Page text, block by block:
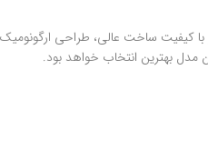
با کیفیت ساخت عالی، طراحی
مدل بهترین انتخاب خواهد بود.